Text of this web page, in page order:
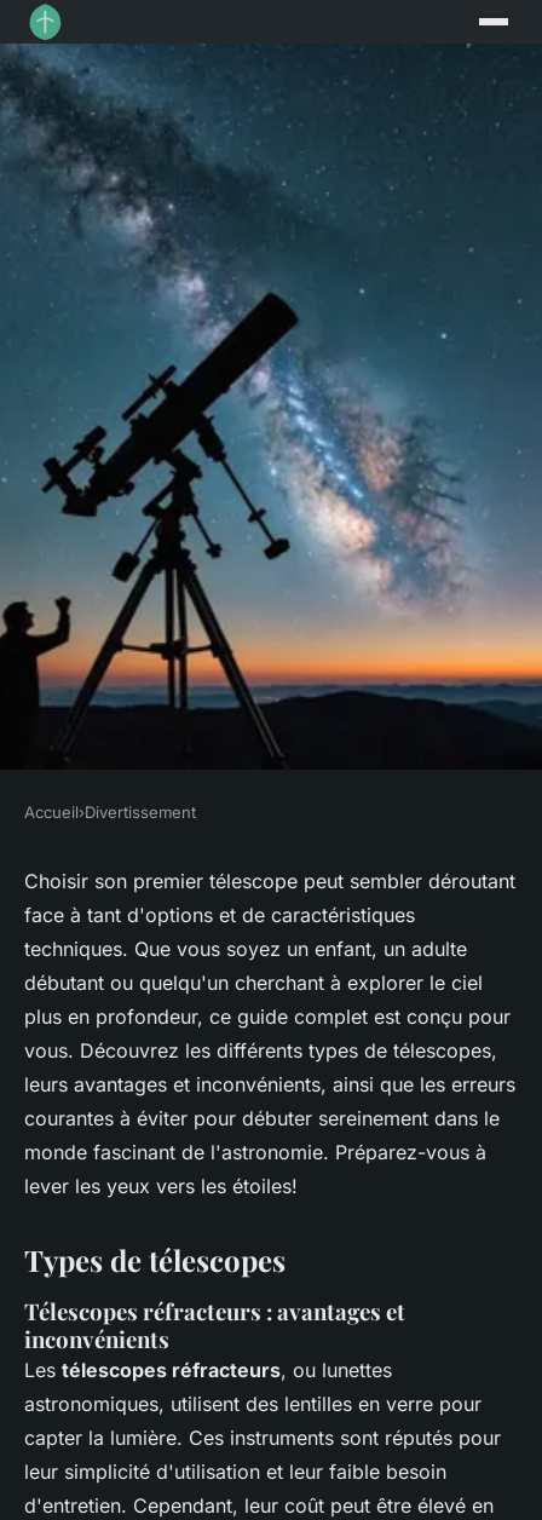
Quel télescope choisir : guide
complet pour astronomes en
herbe
admin•17 août 2024• 4 min de lecture
Accueil›Divertissement
Choisir son premier télescope peut sembler déroutant
face à tant d'options et de caractéristiques
techniques. Que vous soyez un enfant, un adulte
débutant ou quelqu'un cherchant à explorer le ciel
plus en profondeur, ce guide complet est conçu pour
vous. Découvrez les différents types de télescopes,
leurs avantages et inconvénients, ainsi que les erreurs
courantes à éviter pour débuter sereinement dans le
monde fascinant de l'astronomie. Préparez-vous à
lever les yeux vers les étoiles!
Types de télescopes
Télescopes réfracteurs : avantages et
inconvénients
Les télescopes réfracteurs, ou lunettes
astronomiques, utilisent des lentilles en verre pour
capter la lumière. Ces instruments sont réputés pour
leur simplicité d'utilisation et leur faible besoin
d'entretien. Cependant, leur coût peut être élevé en